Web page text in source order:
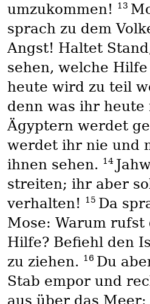
umzukommen!
13
sprach zu dem
Angst! Haltet
sehen, welche Hilfe
heute wird zu teil
denn was ihr heute
Ägyptern werdet
werdet ihr nie und
ihnen sehen. 14
streiten; ihr aber
verhalten!
15 Da
Mose: Warum rufst
Hilfe? Befiehl den
zu ziehen. 16 Du
Stab empor und
aus über das Meer;